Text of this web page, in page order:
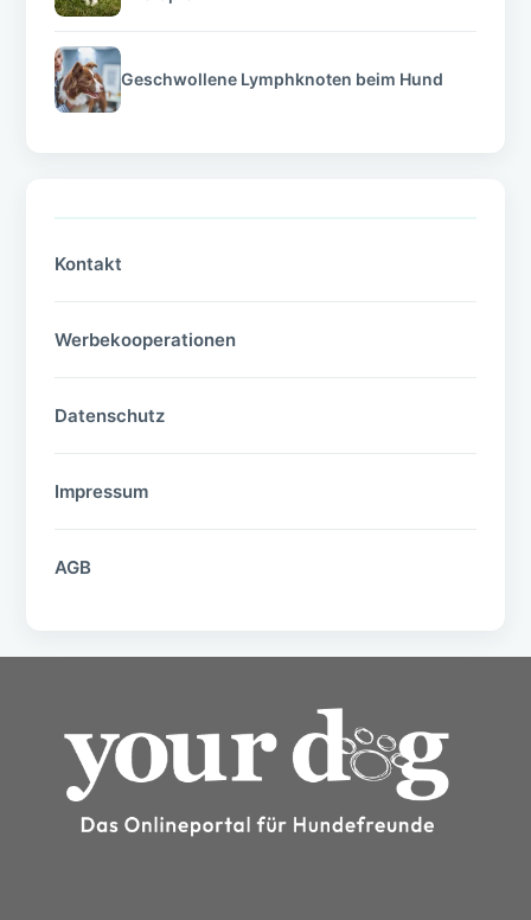
Geschwollene Lymphknoten beim Hund
Kontakt
Werbekooperationen
Datenschutz
Impressum
AGB